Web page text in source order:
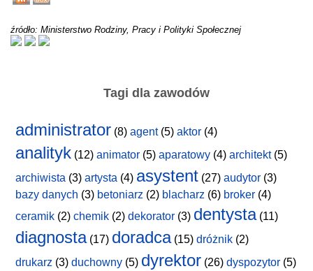
źródło: Ministerstwo Rodziny, Pracy i Polityki Społecznej
Tagi dla zawodów
administrator (8) agent(5) aktor (4)
analityk (12) animator (5) aparatowy (4) architekt(5)
archiwista (3) artysta (4) asystent (27) audytor (3)
bazy danych (3) betoniarz (2) blacharz (6) broker (4)
ceramik (2) chemik (2) dekorator (3) dentysta(11)
diagnosta(17) doradca(15) dróżnik (2)
drukarz (3) duchowny (5) dyrektor (26) dyspozytor (5)